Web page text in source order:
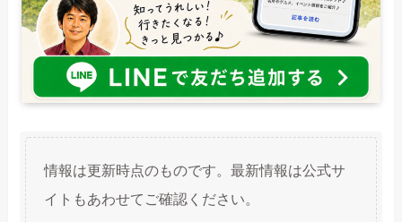
情報は更新時点のものです。最新情報は公式サ
イトもあわせてご確認ください。